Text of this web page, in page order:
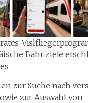
Bahnziele
zur Suche nach
zur Auswahl von